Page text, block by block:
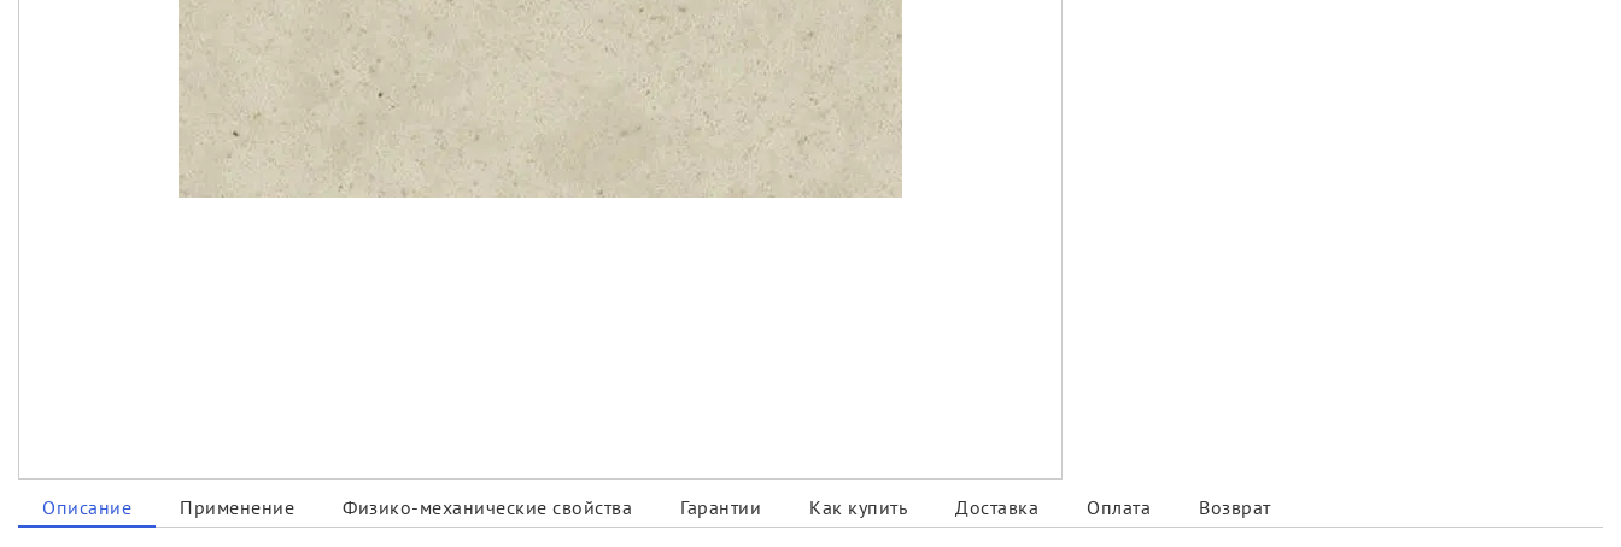
Описание Применение Физико-механические свойства Гарантии Как купить Доставка Оплата Возврат